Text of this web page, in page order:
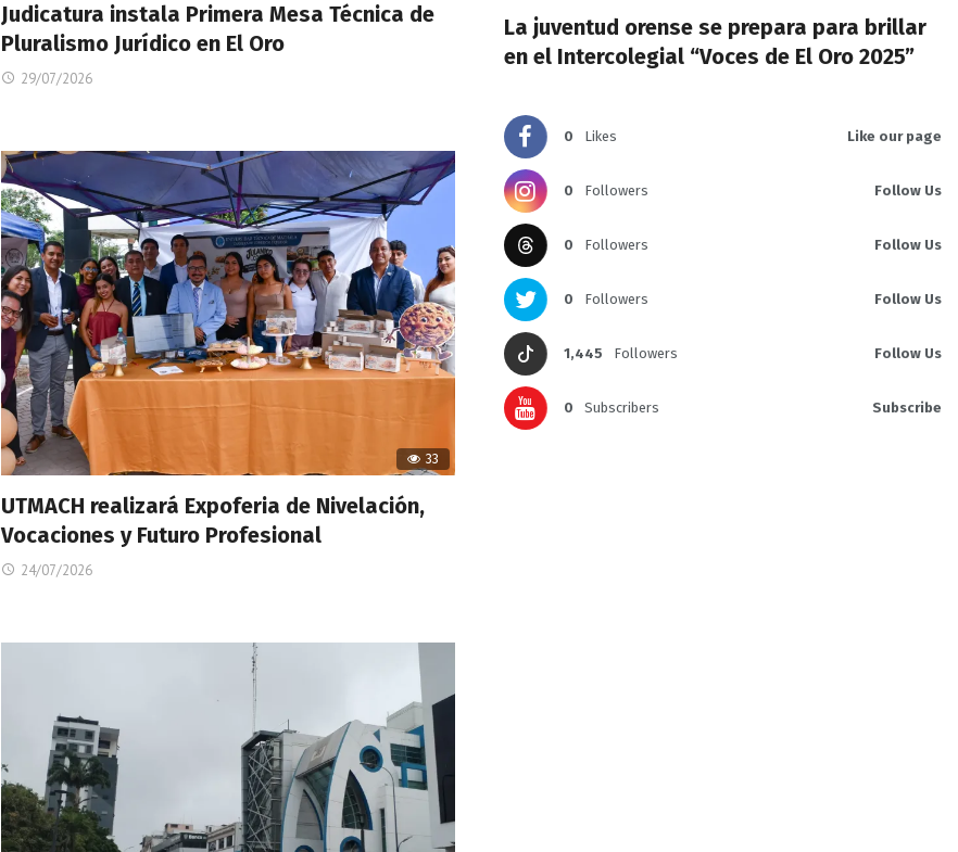
Judicatura instala Primera Mesa Técnica de
Pluralismo Jurídico en El Oro
29/07/2026
33
UTMACH realizará Expoferia de Nivelación,
Vocaciones y Futuro Profesional
24/07/2026
La juventud orense se prepara para brillar
en el Intercolegial “Voces de El Oro 2025”
0 Likes Like our page
0 Followers Follow Us
0 Followers Follow Us
0 Followers Follow Us
1,445 Followers Follow Us
0 Subscribers Subscribe